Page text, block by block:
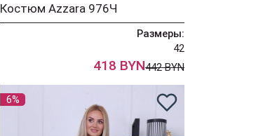
Костюм Azzara 976Ч
Размеры:
42
418 BYN442 BYN
6%